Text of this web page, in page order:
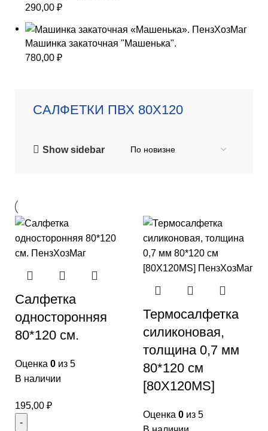
290,00 ₽
Машинка закаточная "Машенька".
780,00 ₽
САЛФЕТКИ ПВХ 80Х120
Show sidebar
Салфетка
односторонняя
80*120 см.
Оценка 0 из 5
В наличии
195,00 ₽
Термосалфетка
силиконовая,
толщина 0,7 мм
80*120 см
[80X120MS]
Оценка 0 из 5